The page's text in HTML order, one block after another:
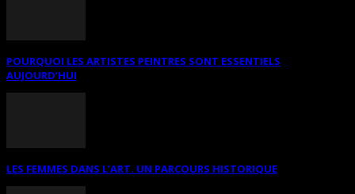
POURQUOI LES ARTISTES PEINTRES SONT ESSENTIELS
AUJOURD’HUI
LES FEMMES DANS L’ART. UN PARCOURS HISTORIQUE